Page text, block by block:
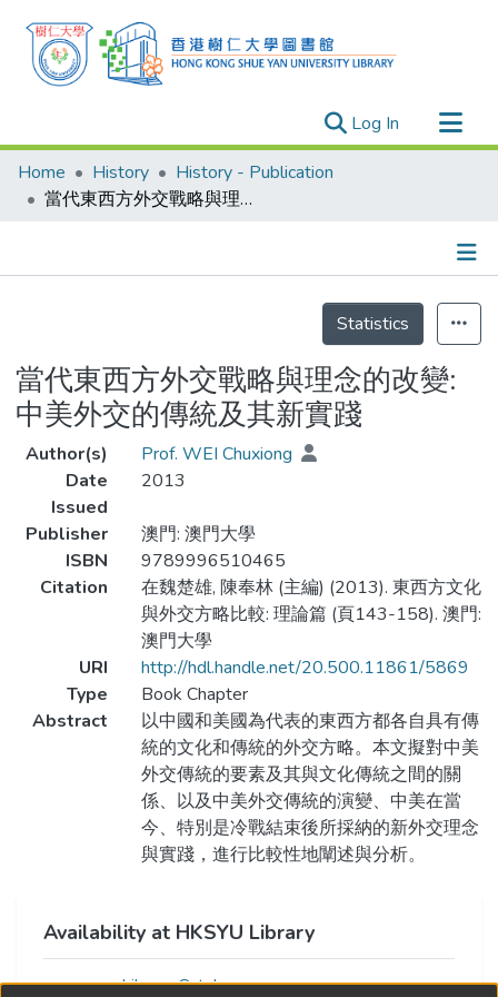
Log In (current)
Research Outputs
Researchers
Projects
Home History
History - Publication
當代東西方外交戰略與理念的改變: 中美外交的傳統及其新實踐
Statistics
當代東西方外交戰略與理念的改變:
中美外交的傳統及其新實踐
Author(s)
Prof. WEI Chuxiong
Date
Issued
2013
Publisher
澳門: 澳門大學
ISBN
9789996510465
Citation
在魏楚雄, 陳奉林 (主編) (2013). 東西方文化
與外交方略比較: 理論篇 (頁143-158). 澳門:
澳門大學
URI
http://hdl.handle.net/20.500.11861/5869
Type
Book Chapter
Abstract
以中國和美國為代表的東西方都各自具有傳
統的文化和傳統的外交方略。本文擬對中美
外交傳統的要素及其與文化傳統之間的關
係、以及中美外交傳統的演變、中美在當
今、特別是冷戰結束後所採納的新外交理念
與實踐，進行比較性地闡述與分析。
Availability at HKSYU Library
Library Catalog